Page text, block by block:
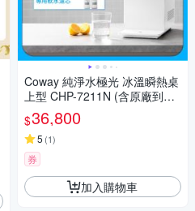
Coway 純淨水極光 冰溫瞬熱桌
上型 CHP-7211N (含原廠到府
基本安裝)
$36,800
5 (1)
券
加入購物車